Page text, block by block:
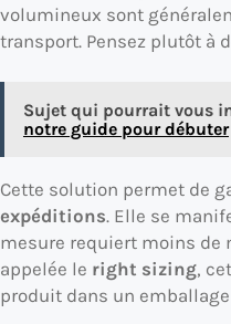
volumineux sont
transport. Pensez plutôt à
Sujet qui pourrait vous
notre guide pour débuter
Cette solution permet de
expéditions. Elle se
mesure requiert moins de
appelée le right sizing,
produit dans un